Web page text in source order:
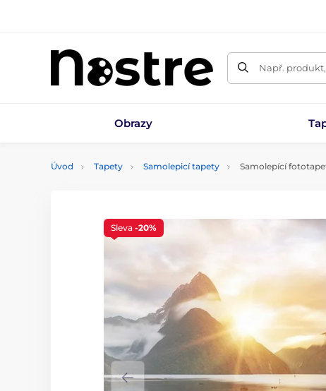
Např.
Obrazy
Úvod Tapety Samolepicí tapety Samolepící
Sleva -20%